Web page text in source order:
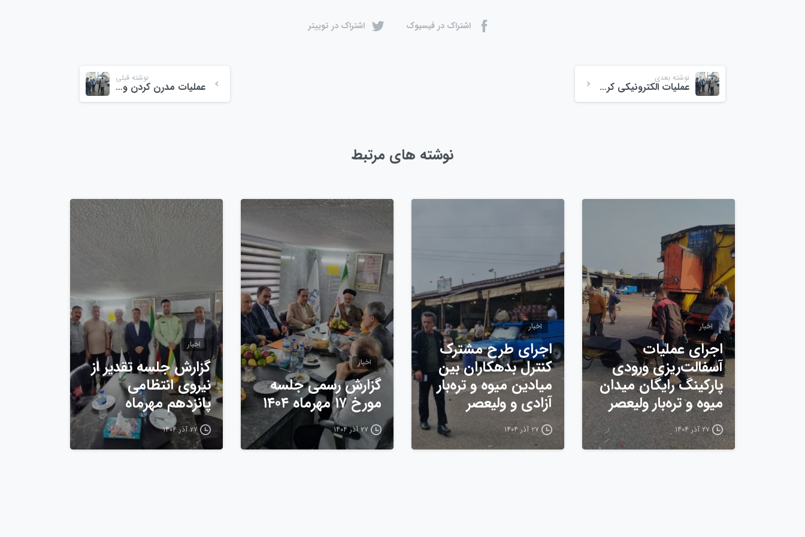
اشتراک در فیسبوک اشتراک در توییتر
نوشته قبلی
عملیات مدرن کردن ورودی باسکول و ورودی میدان ولیعصر احمدگوراب
نوشته بعدی
عملیات الکترونیکی کردن ورودی باسکول میدان
نوشته های مرتبط
اخبار
اجرای عملیات
آسفالت‌ریزی ورودی
پارکینگ رایگان میدان
میوه و تره‌بار ولیعصر
۲۷ آذر ۱۴۰۴
اخبار
اجرای طرح مشترک
کنترل بدهکاران بین
میادین میوه و تره‌بار
آزادی و ولیعصر
۲۷ آذر ۱۴۰۴
اخبار
گزارش رسمی جلسه
مورخ ۱۷ مهرماه ۱۴۰۴
۲۷ آذر ۱۴۰۴
اخبار
گزارش جلسه تقدیر از
نیروی انتظامی
پانزدهم مهرماه
۲۷ آذر ۱۴۰۴